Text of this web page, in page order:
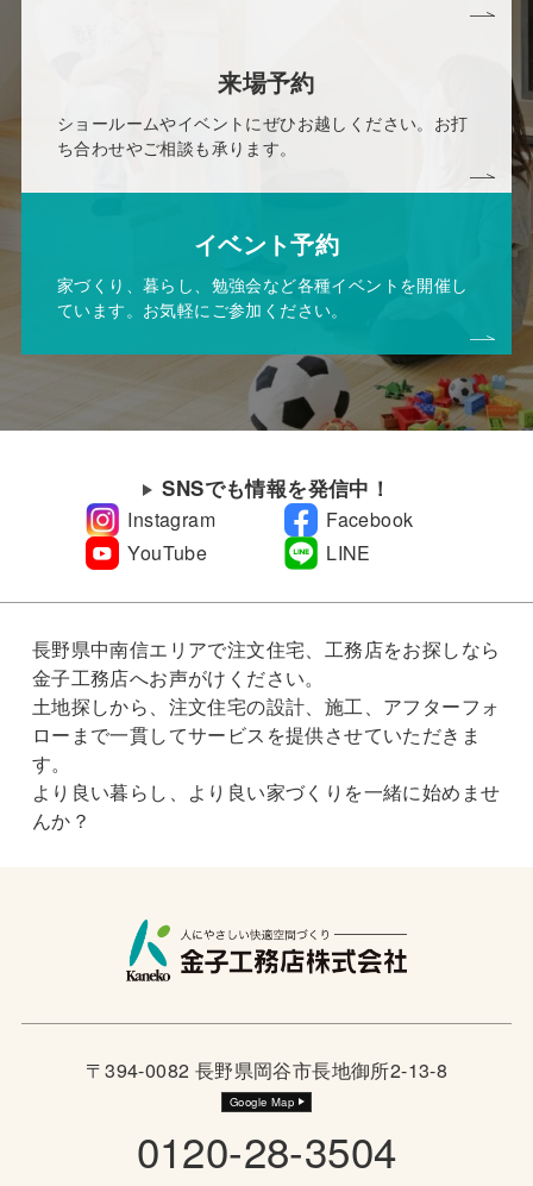
来場予約
ショールームやイベントにぜひお越しください。お打
ち合わせやご相談も承ります。
イベント予約
家づくり、暮らし、勉強会など各種イベントを開催し
ています。お気軽にご参加ください。
SNSでも情報を発信中！
Instagram
Facebook
YouTube
LINE
長野県中南信エリアで注文住宅、工務店をお探しなら
金子工務店へお声がけください。
土地探しから、注文住宅の設計、施工、アフターフォ
ローまで一貫してサービスを提供させていただきま
す。
より良い暮らし、より良い家づくりを一緒に始めませ
んか？
〒394-0082 長野県岡谷市長地御所2-13-8
Google Map
0120-28-3504